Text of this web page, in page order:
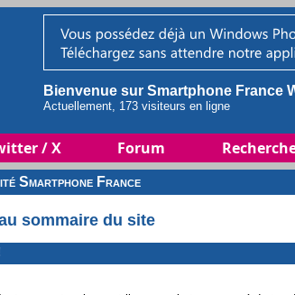
Bienvenue sur Smartphone France
Actuellement, 173 visiteurs en ligne
/ X Forum
Smartphone France
sommaire du site